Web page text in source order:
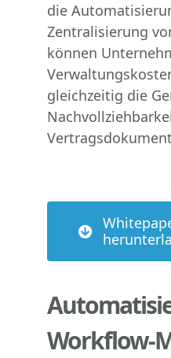
die
Zentralisierung
können
gleichzeitig die
Workflow-